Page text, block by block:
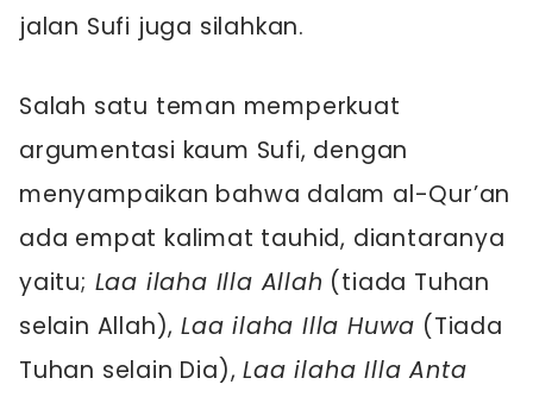
jalan Sufi juga silahkan.
Salah satu teman memperkuat
argumentasi kaum Sufi, dengan
menyampaikan bahwa dalam al-Qur’an
ada empat kalimat tauhid, diantaranya
yaitu; Laa ilaha Illa Allah (tiada Tuhan
selain Allah),Laa ilaha Illa Huwa (Tiada
Tuhan selain Dia),Laa ilaha Illa Anta